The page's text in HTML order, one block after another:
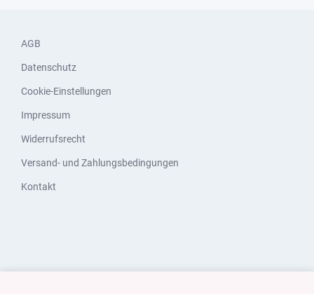
AGB
Datenschutz
Cookie-Einstellungen
Impressum
Widerrufsrecht
Versand- und Zahlungsbedingungen
Kontakt